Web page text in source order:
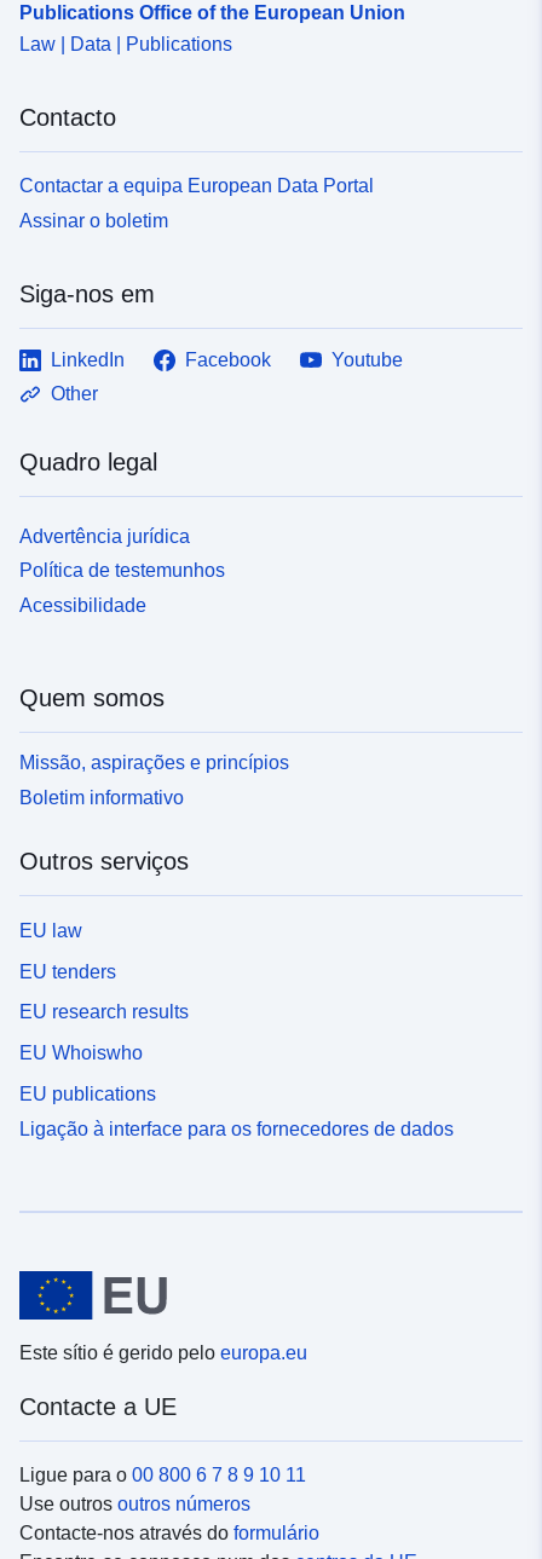
Publications Office of the European Union
Law | Data | Publications
Contacto
Contactar a equipa European Data Portal
Assinar o boletim
Siga-nos em
LinkedIn Facebook
Youtube
Other
Quadro legal
Advertência jurídica
Política de testemunhos
Acessibilidade
Quem somos
Missão, aspirações e princípios
Boletim informativo
Outros serviços
EU law
EU tenders
EU research results
EU Whoiswho
EU publications
Ligação à interface para os fornecedores de dados
Este sítio é gerido pelo europa.eu
Contacte a UE
Ligue para o 00 800 6 7 8 9 10 11
Use outros outros números
Contacte-nos através do formulário